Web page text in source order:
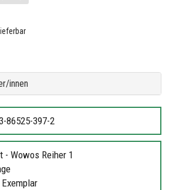
lieferbar
innen
86525-397-2
- Wowos Reiher 1